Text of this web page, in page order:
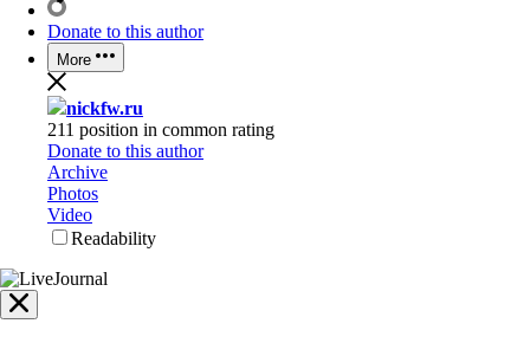
Donate to this author
More
nickfw.ru
211 position in common rating
Donate to this author
Archive
Photos
Video
Readability